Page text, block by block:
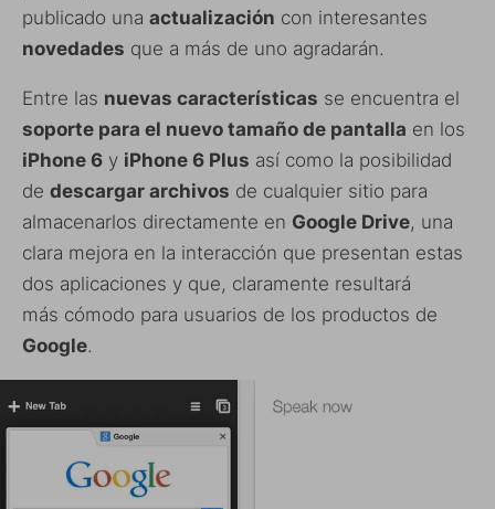
publicado una actualización con interesantes
novedades que a más de uno agradarán.
Entre las nuevas características se encuentra el
soporte para el nuevo tamaño de pantalla en los
iPhone 6 y iPhone 6 Plus así como la posibilidad
de descargar archivos de cualquier sitio para
almacenarlos directamente en Google Drive, una
clara mejora en la interacción que presentan estas
dos aplicaciones y que, claramente resultará
más cómodo para usuarios de los productos de
Google.